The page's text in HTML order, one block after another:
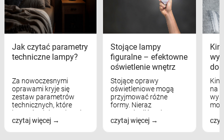
Jak czytać parametry
techniczne lampy?
Za nowoczesnymi
oprawami kryje się
zestaw parametrów
technicznych, które
bezpośrednio wpływają
na komfort widzenia,
czytaj więcej
Stojące lampy
figuralne – efektowne
oświetlenie wnętrz
Stojące oprawy
oświetleniowe mogą
przyjmować różne
formy. Nieraz
wspominaliśmy już
modele na łukowych
czytaj więcej
na